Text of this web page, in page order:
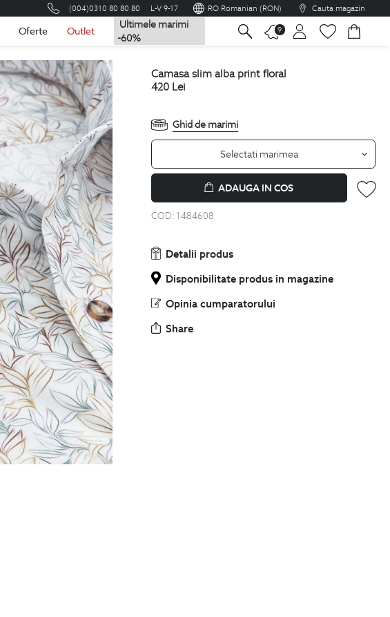
(004)0310 80 80 80 L-V 9-17 RO Romanian (RON) Cauta magazin
Oferte Outlet
Ultimele marimi
-60%
9
Romana
420Lei
Detalii produs
Disponibilitate produs in magazine
Opinia cumparatorului